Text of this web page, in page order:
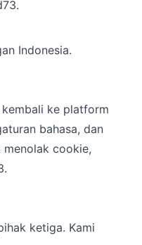
Indonesia.
ke platform
bahasa, dan
cookie,
ketiga. Kami